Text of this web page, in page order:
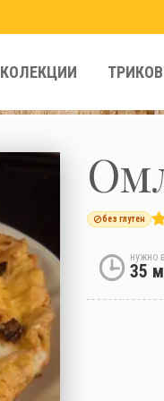
КОЛЕКЦИИ
без глутен
нужно
35